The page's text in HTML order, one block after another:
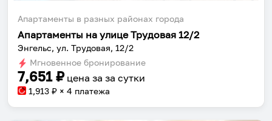
Апартаменты в разных районах города
Апартаменты на улице Трудовая 12/2
Энгельс, ул. Трудовая, 12/2
Мгновенное бронирование
7,651₽ цена за за сутки
1,913 ₽ × 4 платежа